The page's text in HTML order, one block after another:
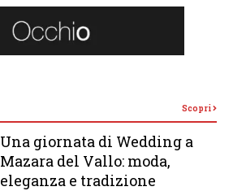
Scopri
Una giornata di Wedding a
Mazara del Vallo: moda,
eleganza e tradizione